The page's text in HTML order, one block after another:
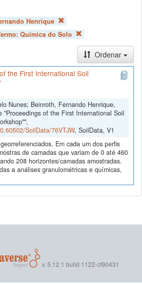
Henrique
Química do Solo
Ordenar
the First International Soil
Nunes; Beinroth, Fernando Henrique,
"Proceedings of the First International Soil
SoilData/76VTJW, SoilData, V1
Em cada um dos perfis
de camadas que variam de 0 até 460
208 horizontes/camadas amostradas.
a análises granulométricas e químicas,
v. 5.12.1 build 1122-cf90431